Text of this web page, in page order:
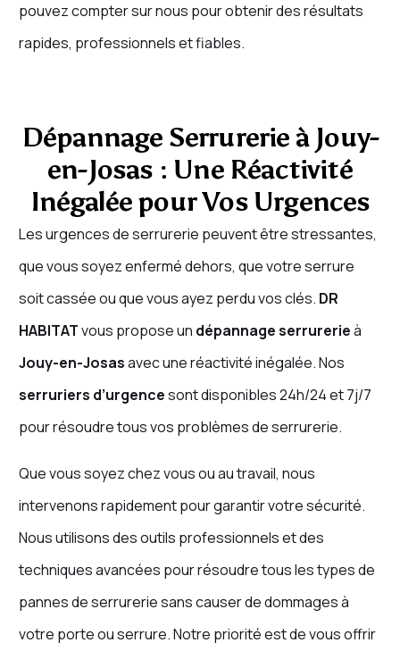
pouvez compter sur nous pour obtenir des résultats
rapides, professionnels et fiables.
Dépannage Serrurerie à Jouy-
en-Josas : Une Réactivité
Inégalée pour Vos Urgences
Les urgences de serrurerie peuvent être stressantes,
que vous soyez enfermé dehors, que votre serrure
soit cassée ou que vous ayez perdu vos clés. DR
HABITATvous propose un dépannage serrurerieà
Jouy-en-Josasavec une réactivité inégalée. Nos
serruriers d’urgencesont disponibles 24h/24 et 7j/7
pour résoudre tous vos problèmes de serrurerie.
Que vous soyez chez vous ou au travail, nous
intervenons rapidement pour garantir votre sécurité.
Nous utilisons des outils professionnels et des
techniques avancées pour résoudre tous les types de
pannes de serrurerie sans causer de dommages à
votre porte ou serrure. Notre priorité est de vous offrir